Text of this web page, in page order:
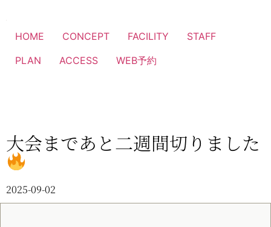
HOME CONCEPT FACILITY
STAFF
PLAN
ACCESS WEB予約
大会まであと二週間切りました
2025-09-02